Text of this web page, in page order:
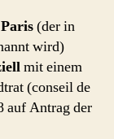
(der in
wird)
mit einem
(conseil de
auf Antrag der